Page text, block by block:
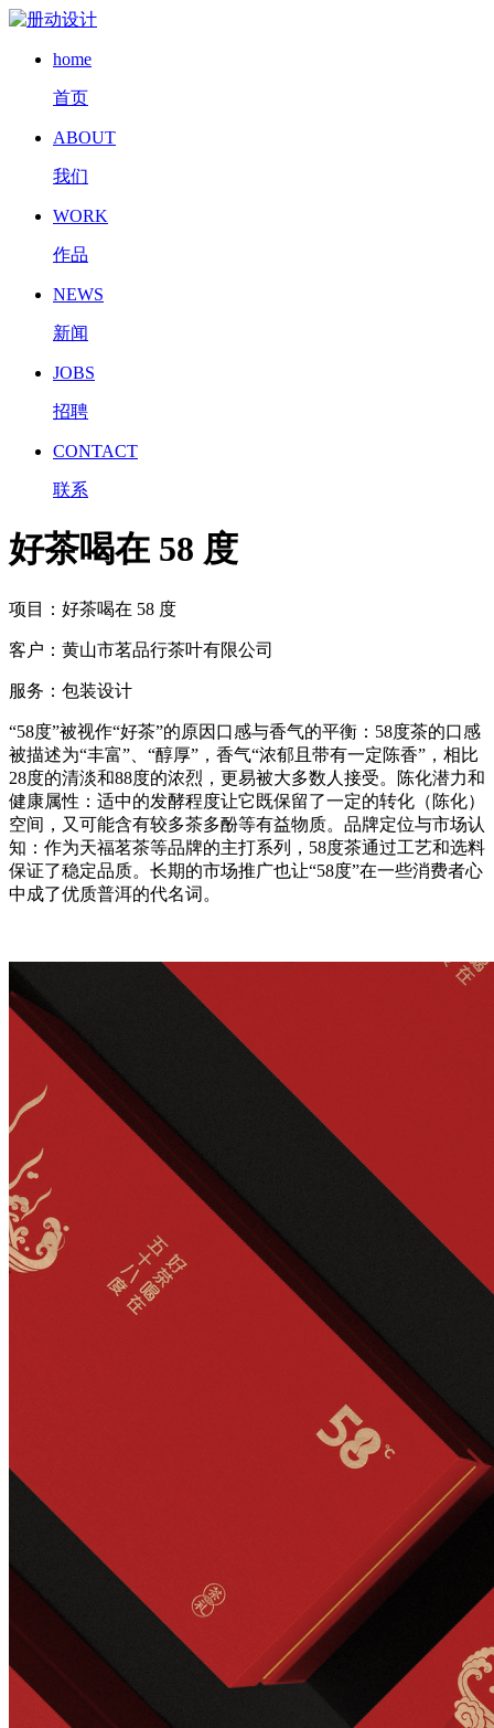
home
首页
ABOUT
我们
WORK
作品
NEWS
新闻
JOBS
招聘
CONTACT
联系
好茶喝在 58 度
项目： 好茶喝在 58 度
客户： 黄山市茗品行茶叶有限公司
服务： 包装设计
“58度”被视作“好茶”的原因口感与香气的平衡：58度茶的口感
被描述为“丰富”、“醇厚”，香气“浓郁且带有一定陈香”，相比
28度的清淡和88度的浓烈，更易被大多数人接受。陈化潜力和
健康属性：适中的发酵程度让它既保留了一定的转化（陈化）
空间，又可能含有较多茶多酚等有益物质。品牌定位与市场认
知：作为天福茗茶等品牌的主打系列，58度茶通过工艺和选料
保证了稳定品质。长期的市场推广也让“58度”在一些消费者心
中成了优质普洱的代名词。